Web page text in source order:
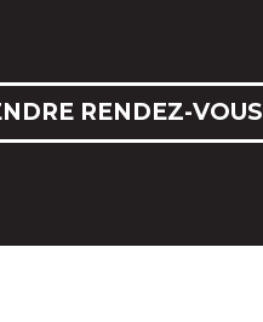
RENDEZ-VOUS